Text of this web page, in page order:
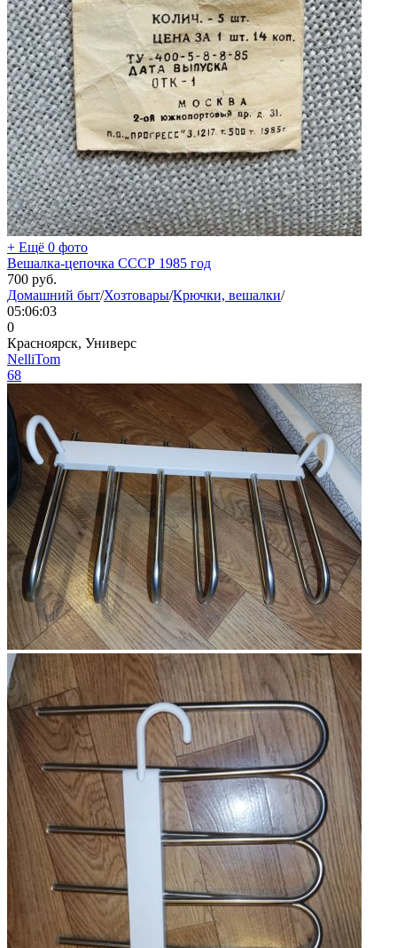
+ Ещё 0 фото
Вешалка-цепочка СССР 1985 год
700 руб.
Домашний быт/Хозтовары/Крючки, вешалки/
05:06:03
0
Красноярск, Универс
NelliTom
68